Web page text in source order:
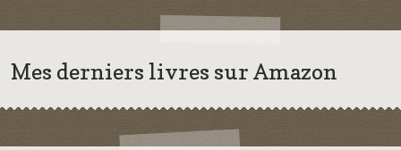
Mes derniers livres sur Amazon